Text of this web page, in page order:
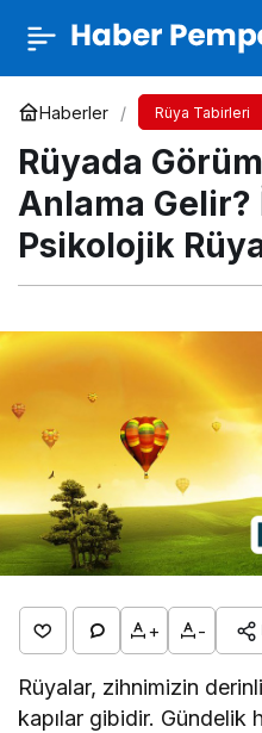
Haberler Rüya Tabirleri
Rüyada
Anlama Gelir?
Psikolojik
+ -
Rüyalar, zihnimizin
kapılar gibidir. Gündelik
Rüyada Terlik
İslami ve Psikolojik Rüya
Paylaş